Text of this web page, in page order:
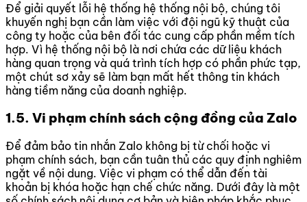
Để giải quyết lỗi hệ thống hệ thống nội bộ, chúng tôi
khuyến nghị bạn cần làm việc với đội ngũ kỹ thuật của
công ty hoặc của bên đối tác cung cấp phần mềm tích
hợp. Vì hệ thống nội bộ là nơi chứa các dữ liệu khách
hàng quan trọng và quá trình tích hợp có phần phức tạp,
một chút sơ xảy sẽ làm bạn mất hết thông tin khách
hàng tiềm năng của doanh nghiệp.
1.5. Vi phạm chính sách cộng đồng của Zalo
Để đảm bảo tin nhắn Zalo không bị từ chối hoặc vi
phạm chính sách, bạn cần tuân thủ các quy định nghiêm
ngặt về nội dung. Việc vi phạm có thể dẫn đến tài
khoản bị khóa hoặc hạn chế chức năng. Dưới đây là một